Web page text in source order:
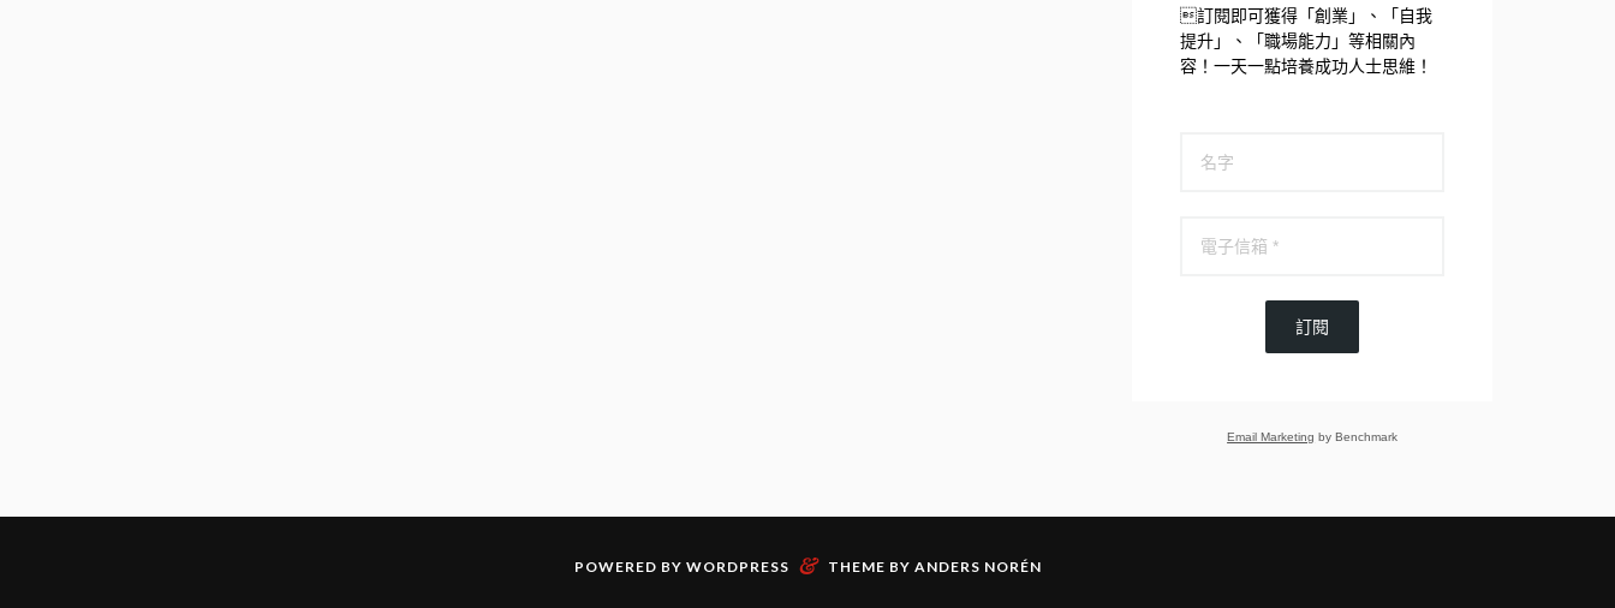
訂閱即可獲得「創業」、「自我
提升」、「職場能力」等相關內
容！一天一點培養成功人士思維！
訂閱
Email Marketing by Benchmark
POWERED BY WORDPRESS & THEME BY ANDERS NORÉN